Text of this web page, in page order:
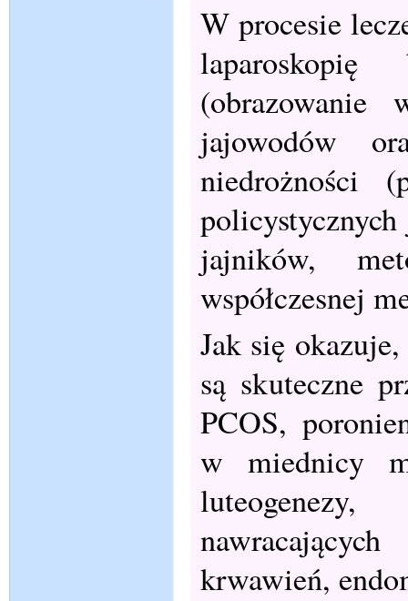
W procesie
laparoskopię
(obrazowanie
jajowodów
niedrożności
jajników,
współczesnej
Jak się
są skuteczne
PCOS,
w miednicy
krwawień,